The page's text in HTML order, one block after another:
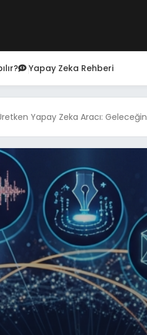
Yapay Zeka Rehberi
Yapay Zeka Aracı: